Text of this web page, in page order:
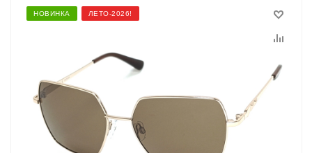
НОВИНКА ЛЕТО-2026!